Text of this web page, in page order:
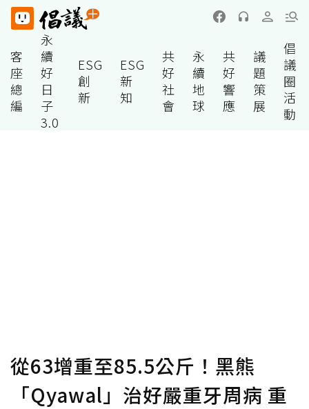
客
座
總
編
永
續
好
日
子
3.0
ESG
創
新
ESG
新
知
共
好
社
會
永
續
地
球
共
好
響
應
議
題
策
展
倡
議
圈
活
動
從63增重至85.5公斤！黑熊
「Qyawal」治好嚴重牙周病 重